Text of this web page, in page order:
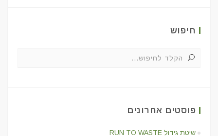
חיפוש
פוסטים אחרונים
שיטת גידול RUN TO WASTE